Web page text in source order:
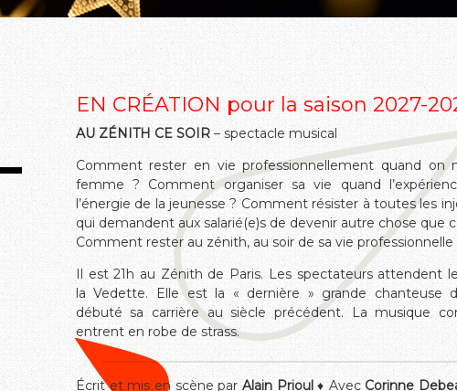
EN CRÉATION pour la saison 2027-
AU ZÉNITH CE SOIR – spectacle musical
Comment rester en vie professionnellement quand on
femme ? Comment organiser sa vie quand
l’énergie de la jeunesse ? Comment résister à toutes les
qui demandent aux salarié(e)s de devenir autre chose que
Comment rester au zénith, au soir de sa vie professionnelle
Il est 21h au Zénith de Paris. Les spectateurs attendent
la Vedette. Elle est la « dernière » grande chanteuse
débuté sa carrière au siècle précédent. La musique
entrent en robe de strass.
Écrit et mis en scène par Alain Prioul♦ Avec Corinne